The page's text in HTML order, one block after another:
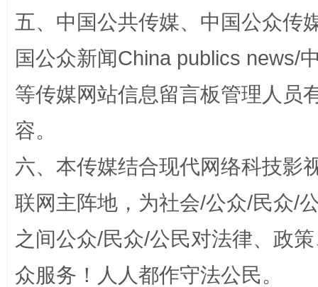
漫山遍野的桃花与雪山、麦地、白藏房 除
招工难、用工荒背后
五、中国公共传媒、中国公众传
国公众新闻China publics news/
等传媒网站信息留言板管理人员
容。
六、本传媒结合现代网络科技影
联网主阵地，为社会/公众/民众/
之间公众/民众/公民对法律、政
众服务！人人都作守法公民。